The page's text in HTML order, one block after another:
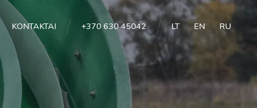
KONTAKTAI +370 630 45042 LT EN RU